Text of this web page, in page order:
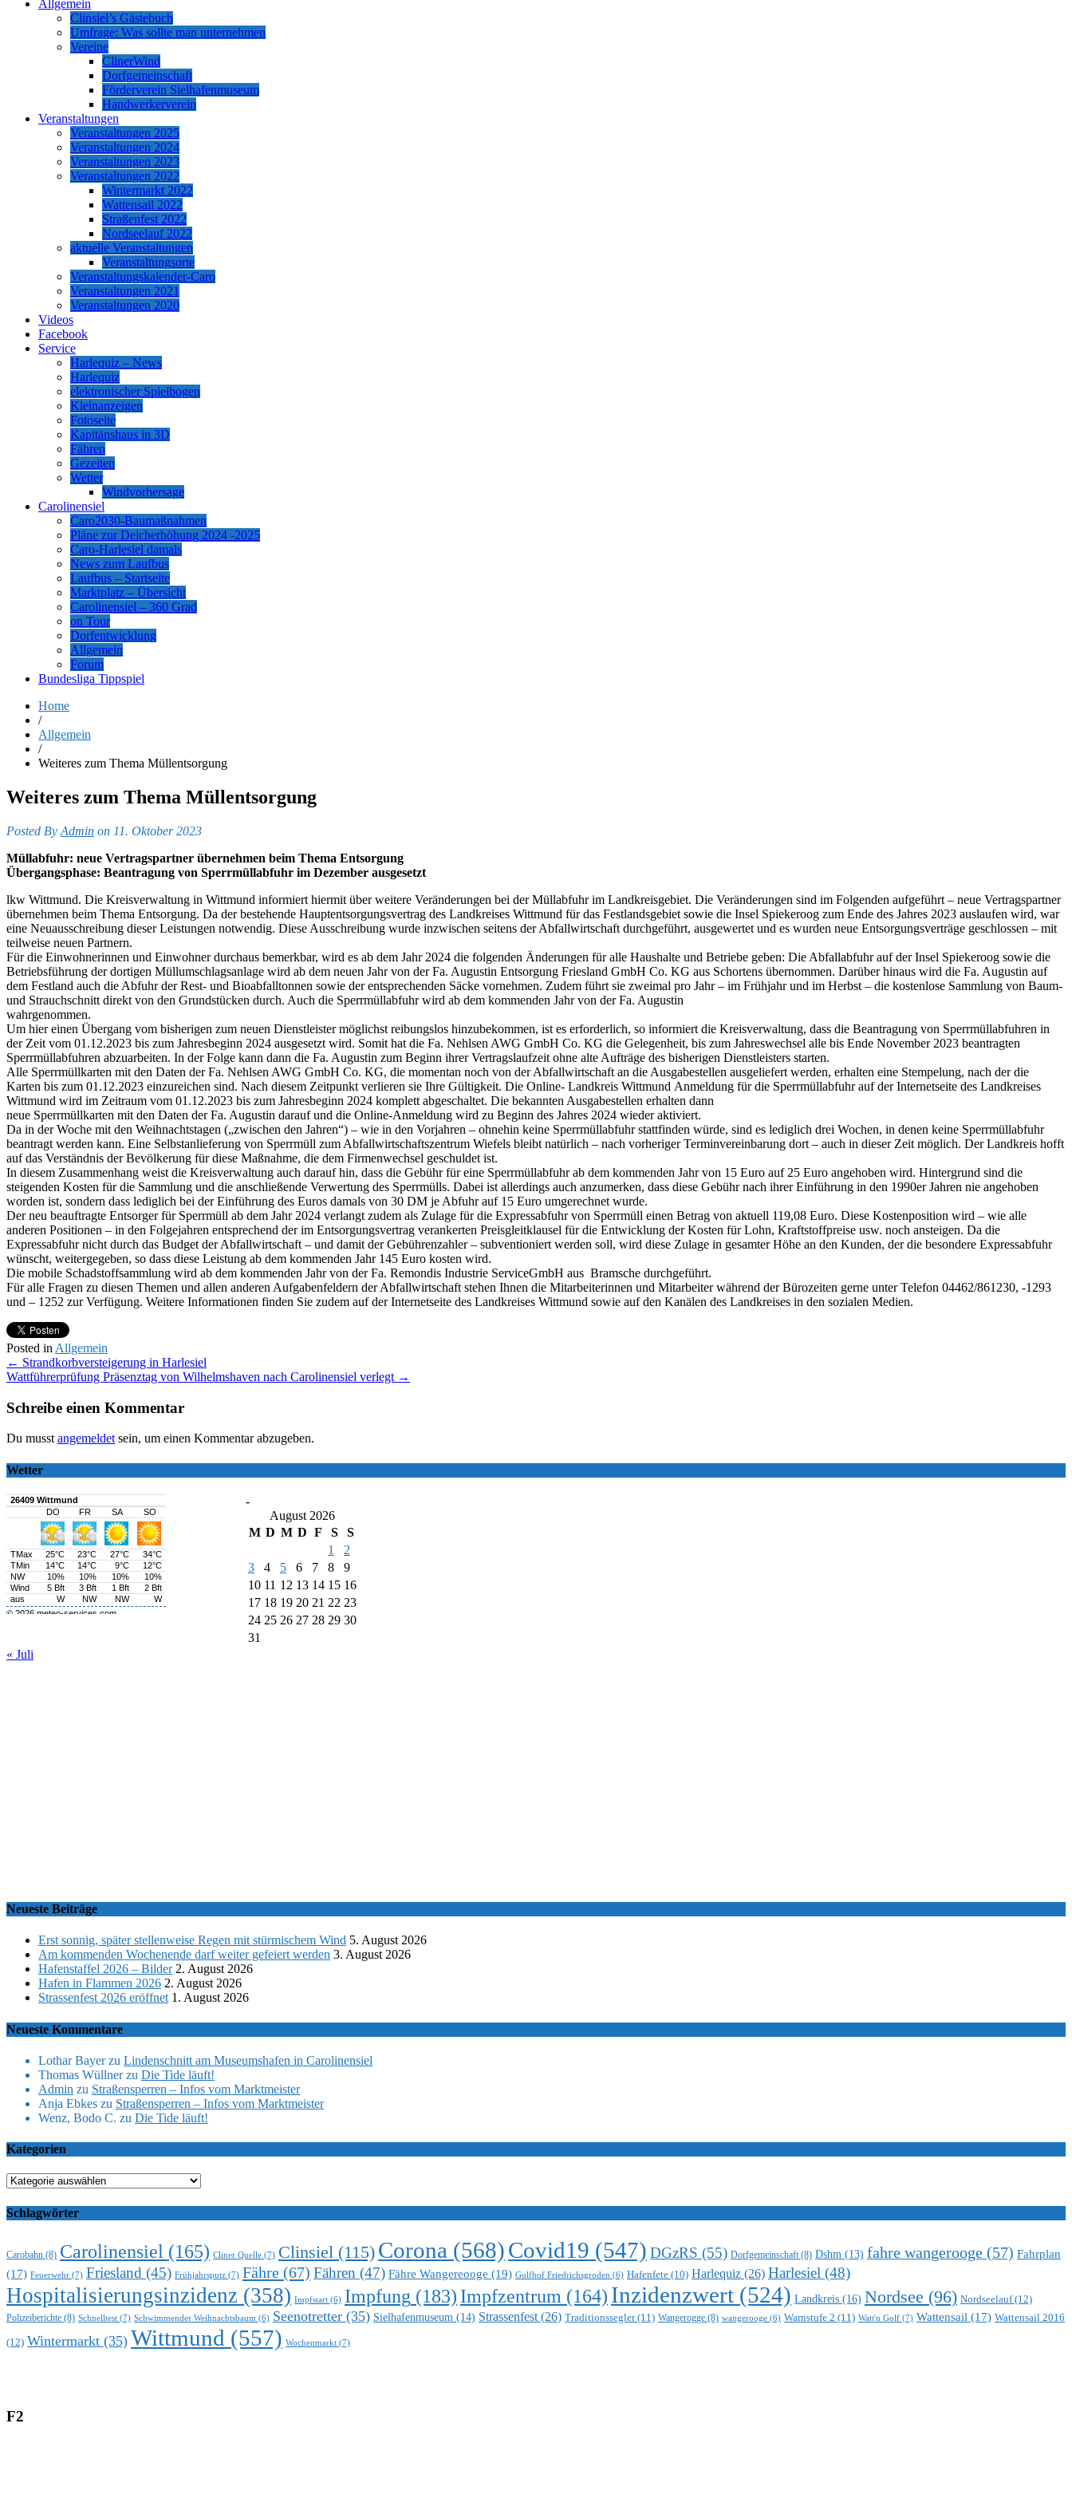
Allgemein
Clinsiel’s Gästebuch
Umfrage: Was sollte man unternehmen
Vereine
ClinerWind
Dorfgemeinschaft
Förderverein Sielhafenmuseum
Handwerkerverein
Veranstaltungen
Veranstaltungen 2025
Veranstaltungen 2024
Veranstaltungen 2023
Veranstaltungen 2022
Wintermarkt 2022
Wattensail 2022
Straßenfest 2022
Nordseelauf 2022
aktuelle Veranstaltungen
Veranstaltungsorte
Veranstaltungskalender-Caro
Veranstaltungen 2021
Veranstaltungen 2020
Videos
Facebook
Service
Harlequiz – News
Harlequiz
elektronischer Spielbogen
Kleinanzeigen
Fotoseite
Kapitänshaus in 3D
Fähren
Gezeiten
Wetter
Windvorhersage
Carolinensiel
Caro2030-Baumaßnahmen
Pläne zur Deicherhöhung 2024 -2025
Caro-Harlesiel damals
News zum Laufbus
Laufbus – Startseite
Marktplatz – Übersicht
Carolinensiel – 360 Grad
on Tour
Dorfentwicklung
Allgemein
Forum
Bundesliga Tippspiel
Home
/
Allgemein
/
Weiteres zum Thema Müllentsorgung
Weiteres zum Thema Müllentsorgung
Posted By Admin on 11. Oktober 2023
Müllabfuhr: neue Vertragspartner übernehmen beim Thema Entsorgung
Übergangsphase: Beantragung von Sperrmüllabfuhr im Dezember ausgesetzt
lkw Wittmund. Die Kreisverwaltung in Wittmund informiert hiermit über weitere Veränderungen bei der Müllabfuhr im Landkreisgebiet. Die Veränderungen sind im Folgenden aufgeführt – neue Vertragspartner
übernehmen beim Thema Entsorgung. Da der bestehende Hauptentsorgungsvertrag des Landkreises Wittmund für das Festlandsgebiet sowie die Insel Spiekeroog zum Ende des Jahres 2023 auslaufen wird, war
eine Neuausschreibung dieser Leistungen notwendig. Diese Ausschreibung wurde inzwischen seitens der Abfallwirtschaft durchgeführt, ausgewertet und es wurden neue Entsorgungsverträge geschlossen – mit
teilweise neuen Partnern.
Für die Einwohnerinnen und Einwohner durchaus bemerkbar, wird es ab dem Jahr 2024 die folgenden Änderungen für alle Haushalte und Betriebe geben: Die Abfallabfuhr auf der Insel Spiekeroog sowie die
Betriebsführung der dortigen Müllumschlagsanlage wird ab dem neuen Jahr von der Fa. Augustin Entsorgung Friesland GmbH Co. KG aus Schortens übernommen. Darüber hinaus wird die Fa. Augustin auf
dem Festland auch die Abfuhr der Rest- und Bioabfalltonnen sowie der entsprechenden Säcke vornehmen. Zudem führt sie zweimal pro Jahr – im Frühjahr und im Herbst – die kostenlose Sammlung von Baum-
und Strauchschnitt direkt von den Grundstücken durch. Auch die Sperrmüllabfuhr wird ab dem kommenden Jahr von der Fa. Augustin
wahrgenommen.
Um hier einen Übergang vom bisherigen zum neuen Dienstleister möglichst reibungslos hinzubekommen, ist es erforderlich, so informiert die Kreisverwaltung, dass die Beantragung von Sperrmüllabfuhren in
der Zeit vom 01.12.2023 bis zum Jahresbeginn 2024 ausgesetzt wird. Somit hat die Fa. Nehlsen AWG GmbH Co. KG die Gelegenheit, bis zum Jahreswechsel alle bis Ende November 2023 beantragten
Sperrmüllabfuhren abzuarbeiten. In der Folge kann dann die Fa. Augustin zum Beginn ihrer Vertragslaufzeit ohne alte Aufträge des bisherigen Dienstleisters starten.
Alle Sperrmüllkarten mit den Daten der Fa. Nehlsen AWG GmbH Co. KG, die momentan noch von der Abfallwirtschaft an die Ausgabestellen ausgeliefert werden, erhalten eine Stempelung, nach der die
Karten bis zum 01.12.2023 einzureichen sind. Nach diesem Zeitpunkt verlieren sie Ihre Gültigkeit. Die Online- Landkreis Wittmund Anmeldung für die Sperrmüllabfuhr auf der Internetseite des Landkreises
Wittmund wird im Zeitraum vom 01.12.2023 bis zum Jahresbeginn 2024 komplett abgeschaltet. Die bekannten Ausgabestellen erhalten dann
neue Sperrmüllkarten mit den Daten der Fa. Augustin darauf und die Online-Anmeldung wird zu Beginn des Jahres 2024 wieder aktiviert.
Da in der Woche mit den Weihnachtstagen („zwischen den Jahren“) – wie in den Vorjahren – ohnehin keine Sperrmüllabfuhr stattfinden würde, sind es lediglich drei Wochen, in denen keine Sperrmüllabfuhr
beantragt werden kann. Eine Selbstanlieferung von Sperrmüll zum Abfallwirtschaftszentrum Wiefels bleibt natürlich – nach vorheriger Terminvereinbarung dort – auch in dieser Zeit möglich. Der Landkreis hofft
auf das Verständnis der Bevölkerung für diese Maßnahme, die dem Firmenwechsel geschuldet ist.
In diesem Zusammenhang weist die Kreisverwaltung auch darauf hin, dass die Gebühr für eine Sperrmüllabfuhr ab dem kommenden Jahr von 15 Euro auf 25 Euro angehoben wird. Hintergrund sind die
steigenden Kosten für die Sammlung und die anschließende Verwertung des Sperrmülls. Dabei ist allerdings auch anzumerken, dass diese Gebühr nach ihrer Einführung in den 1990er Jahren nie angehoben
worden ist, sondern dass lediglich bei der Einführung des Euros damals von 30 DM je Abfuhr auf 15 Euro umgerechnet wurde.
Der neu beauftragte Entsorger für Sperrmüll ab dem Jahr 2024 verlangt zudem als Zulage für die Expressabfuhr von Sperrmüll einen Betrag von aktuell 119,08 Euro. Diese Kostenposition wird – wie alle
anderen Positionen – in den Folgejahren entsprechend der im Entsorgungsvertrag verankerten Preisgleitklausel für die Entwicklung der Kosten für Lohn, Kraftstoffpreise usw. noch ansteigen. Da die
Expressabfuhr nicht durch das Budget der Abfallwirtschaft – und damit der Gebührenzahler – subventioniert werden soll, wird diese Zulage in gesamter Höhe an den Kunden, der die besondere Expressabfuhr
wünscht, weitergegeben, so dass diese Leistung ab dem kommenden Jahr 145 Euro kosten wird.
Die mobile Schadstoffsammlung wird ab dem kommenden Jahr von der Fa. Remondis Industrie ServiceGmbH aus Bramsche durchgeführt.
Für alle Fragen zu diesen Themen und allen anderen Aufgabenfeldern der Abfallwirtschaft stehen Ihnen die Mitarbeiterinnen und Mitarbeiter während der Bürozeiten gerne unter Telefon 04462/861230, -1293
und – 1252 zur Verfügung. Weitere Informationen finden Sie zudem auf der Internetseite des Landkreises Wittmund sowie auf den Kanälen des Landkreises in den sozialen Medien.
Posted in Allgemein
Post
navigation
← Strandkorbversteigerung in Harlesiel
Wattführerprüfung Präsenztag von Wilhelmshaven nach Carolinensiel verlegt →
Schreibe einen Kommentar
Du musst angemeldet sein, um einen Kommentar abzugeben.
Wetter
-
August 2026
M D M D F S
S
1
2
3
4 5 6 7 8
9
10 11 12 13 14 15 16
17 18 19 20 21 22 23
24 25 26 27 28 29 30
31
« Juli
Neueste Beiträge
Erst sonnig, später stellenweise Regen mit stürmischem Wind 5. August 2026
Am kommenden Wochenende darf weiter gefeiert werden 3. August 2026
Hafenstaffel 2026 – Bilder 2. August 2026
Hafen in Flammen 2026 2. August 2026
Strassenfest 2026 eröffnet 1. August 2026
Neueste Kommentare
Lothar Bayerzu Lindenschnitt am Museumshafen in Carolinensiel
Thomas Wüllnerzu Die Tide läuft!
Admin zu Straßensperren – Infos vom Marktmeister
Anja Ebkes zu Straßensperren – Infos vom Marktmeister
Wenz, Bodo C. zu Die Tide läuft!
Kategorien
Kategorien
Schlagwörter
Carobahn (8) Carolinensiel (165) Cliner Quelle (7) Clinsiel (115) Corona (568)Covid19 (547) DGzRS (55) Dorfgemeinschaft(8) Dshm (13) fahre wangerooge (57) Fahrplan
(17) Feuerwehr (7) Friesland (45) Frühjahrsputz (7) Fähre (67) Fähren (47) Fähre Wangereooge (19) Gulfhof Friedrichsgroden (6) Hafenfete (10) Harlequiz (26) Harlesiel (48)
Hospitalisierungsinzidenz (358) Impfstart (6) Impfung (183) Impfzentrum (164) Inzidenzwert (524) Landkreis (16) Nordsee (96) Nordseelauf(12)
Polizeiberichte (8) Schnelltest (7) Schwimmender Weihnachtsbaum (6) Seenotretter (35) Sielhafenmuseum (14) Strassenfest(26) Traditionssegler(11) Wangerogge (8) wangerooge (6) Warnstufe 2 (11) Watt'n Golf (7) Wattensail (17) Wattensail 2016
(12) Wintermarkt (35) Wittmund (557) Wochenmarkt (7)
F2